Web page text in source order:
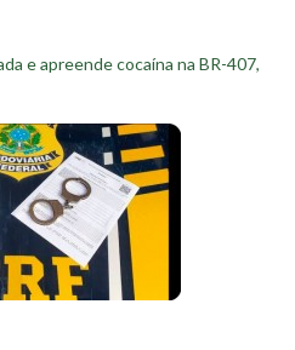
e apreende cocaína na BR-407,